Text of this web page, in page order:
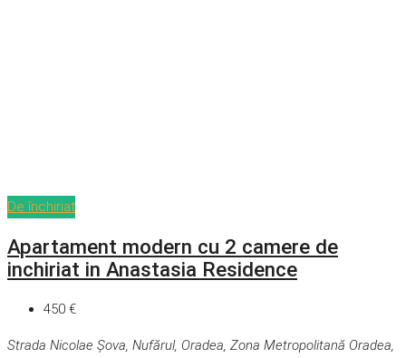
De închiriat
Apartament modern cu 2 camere de
inchiriat in Anastasia Residence
450 €
Strada Nicolae Șova, Nufărul, Oradea, Zona Metropolitană Oradea,